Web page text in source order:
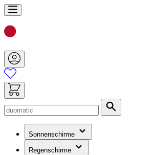
Zum
Inhalt
springen
Sonnenschirme
(hat
Untermenü)
Regenschirme
(hat